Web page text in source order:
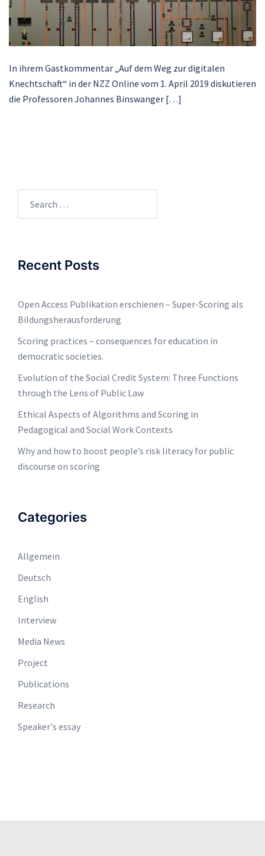
In ihrem Gastkommentar „Auf dem Weg zur digitalen
Knechtschaft“ in der NZZ Online vom 1. April 2019 diskutieren
die Professoren Johannes Binswanger […]
for:
Recent Posts
Open Access Publikation erschienen – Super-Scoring als
Bildungsherausforderung
Scoring practices – consequences for education in
democratic societies.
Evolution of the Social Credit System: Three Functions
through the Lens of Public Law
Ethical Aspects of Algorithms and Scoring in
Pedagogical and Social Work Contexts
Why and how to boost people’s risk literacy for public
discourse on scoring
Categories
Allgemein
Deutsch
English
Interview
Media News
Project
Publications
Research
Speaker's essay